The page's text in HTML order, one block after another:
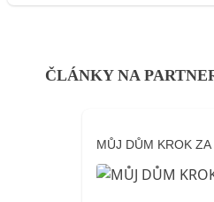
ČLÁNKY NA
MŮJ DŮM KROK ZA